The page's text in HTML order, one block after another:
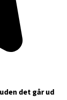
det går ud